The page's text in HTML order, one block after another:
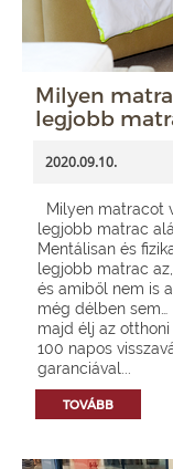
Milyen
legjobb
2020.09.10.
Milyen matracot
legjobb matrac
Mentálisan és
legjobb matrac
és amiből nem is
még délben
majd élj az
100 napos
garanciával...
TOVÁBB